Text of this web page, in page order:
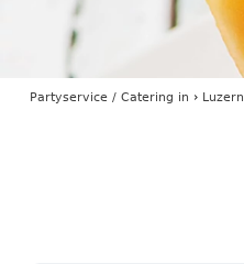
Partyservice / Catering in › Luzern